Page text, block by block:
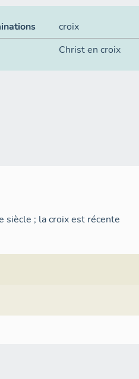
croix
Christ en croix
siècle ; la croix est récente